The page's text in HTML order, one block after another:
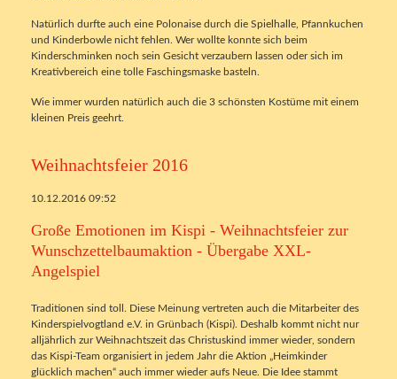
Natürlich durfte auch eine Polonaise durch die Spielhalle, Pfannkuchen
und Kinderbowle nicht fehlen. Wer wollte konnte sich beim
Kinderschminken noch sein Gesicht verzaubern lassen oder sich im
Kreativbereich eine tolle Faschingsmaske basteln.
Wie immer wurden natürlich auch die 3 schönsten Kostüme mit einem
kleinen Preis geehrt.
Weihnachtsfeier 2016
10.12.2016 09:52
Große Emotionen im Kispi - Weihnachtsfeier zur
Wunschzettelbaumaktion - Übergabe XXL-
Angelspiel
Traditionen sind toll. Diese Meinung vertreten auch die Mitarbeiter des
Kinderspielvogtland e.V. in Grünbach (Kispi). Deshalb kommt nicht nur
alljährlich zur Weihnachtszeit das Christuskind immer wieder, sondern
das Kispi-Team organisiert in jedem Jahr die Aktion „Heimkinder
glücklich machen“ auch immer wieder aufs Neue. Die Idee stammt